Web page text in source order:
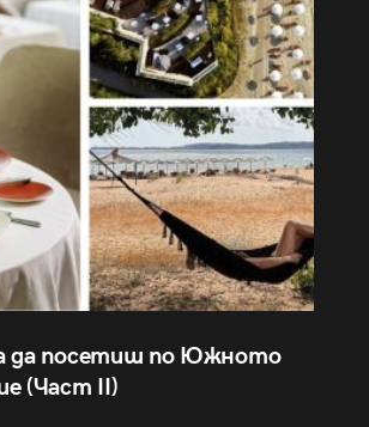
да посетиш по Южното
(Част II)